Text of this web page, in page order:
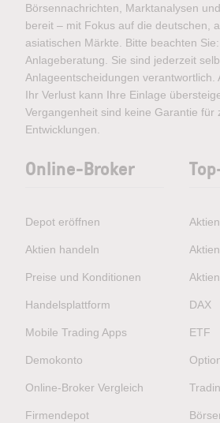
Börsennachrichten, Marktanalysen
bereit – mit Fokus auf die deutschen,
asiatischen Märkte. Bitte beachten
Anlageberatung. Sie sind jederzeit
Anlageentscheidungen verantwortlich.
Ihr Verlust kann Ihre Einlage
Vergangenheit sind keine Garantie für
Entwicklungen.
Online-Broker
Depot eröffnen
Aktien handeln
Preise und Konditionen
Handelsplattform
Mobile Trading Apps
Demokonto
Online-Broker Vergleich
Firmendepot
Aktien
DAX
ETF